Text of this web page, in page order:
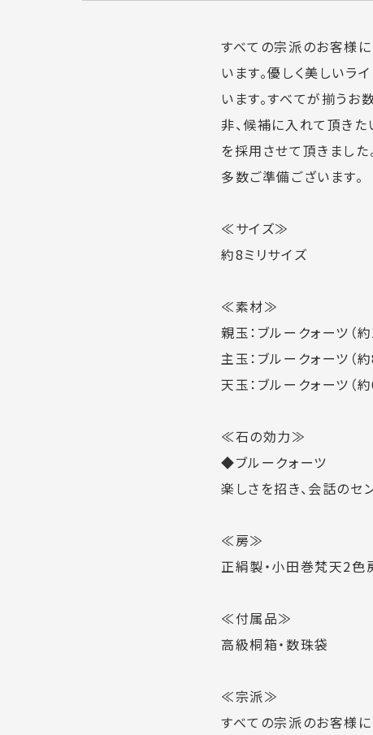
すべての宗派のお客様
います。優しく美しいラ
います。すべてが揃う
非、候補に入れて頂き
を採用させて頂きました
多数ご準備ございます。
≪サイズ≫
約8ミリサイズ
≪素材≫
親玉：ブルークォーツ（約
主玉：ブルークォーツ（約
天玉：ブルークォーツ（約
≪石の効力≫
◆ブルークォーツ
楽しさを招き、会話のセ
≪房≫
正絹製・小田巻梵天2色
≪付属品≫
高級桐箱・数珠袋
≪宗派≫
すべての宗派のお客様に